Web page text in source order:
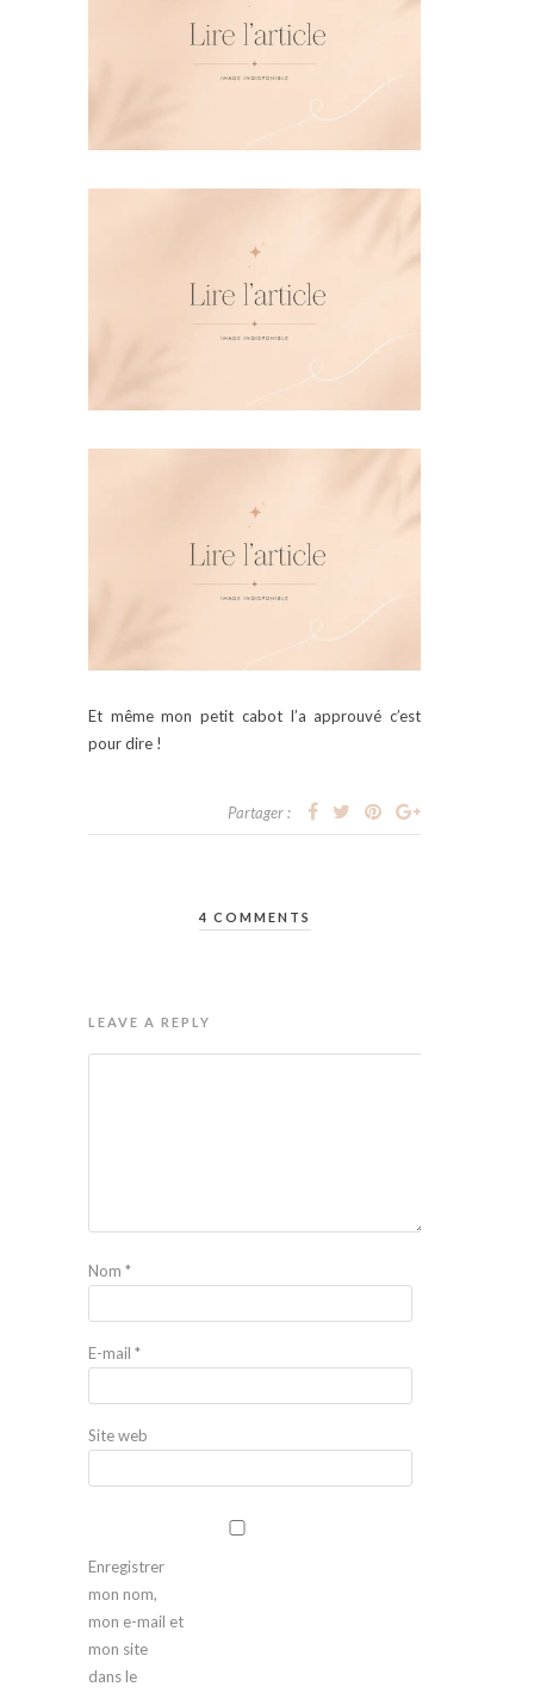
Et même mon petit cabot l’a approuvé c’est
pour dire !
Partager :
4 COMMENTS
LEAVE A REPLY
Nom *
E-mail *
Site web
Enregistrer
mon nom,
mon e-mail et
mon site
dans le